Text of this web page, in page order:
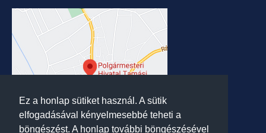
Ez a honlap sütiket használ. A sütik
elfogadásával kényelmesebbé teheti a
böngészést. A honlap további böngészésével